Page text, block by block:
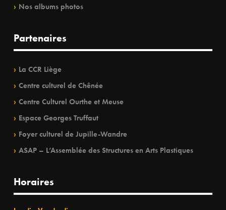
Nos albums photos
Partenaires
La CCR Liège
Centre culturel de Chênée
Centre Culturel Ourthe et Meuse
Espace Georges Truffaut
Foyer culturel de Jupille-Wandre
ASAP – L’Assemblée des Structures en Arts Plastiques
Horaires